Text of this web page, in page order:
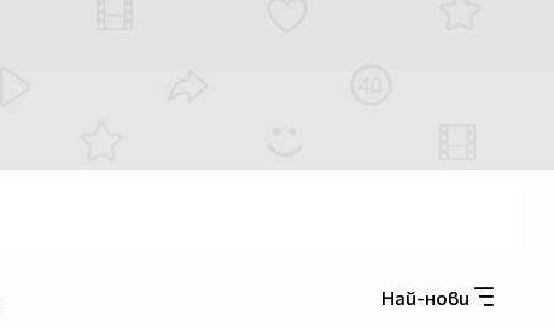
Най-нови